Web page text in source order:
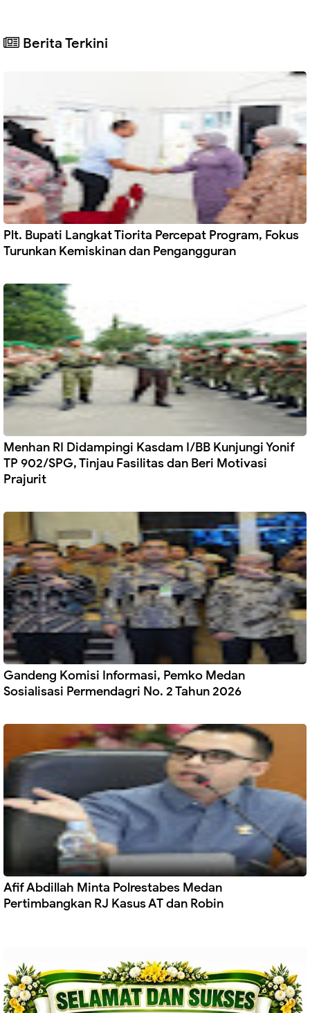
Berita Terkini
Plt. Bupati Langkat Tiorita Percepat Program, Fokus
Turunkan Kemiskinan dan Pengangguran
Menhan RI Didampingi Kasdam I/BB Kunjungi Yonif
TP 902/SPG, Tinjau Fasilitas dan Beri Motivasi
Prajurit
Gandeng Komisi Informasi, Pemko Medan
Sosialisasi Permendagri No. 2 Tahun 2026
Afif Abdillah Minta Polrestabes Medan
Pertimbangkan RJ Kasus AT dan Robin